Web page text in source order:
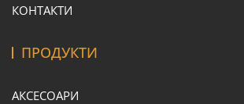
КОНТАКТИ
ПРОДУКТИ
АКСЕСОАРИ